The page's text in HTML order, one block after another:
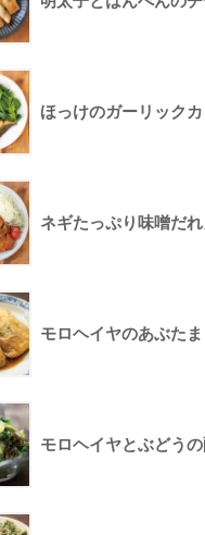
ほっけのガーリック
ネギたっぷり味噌だ
モロヘイヤのあぶたま
モロヘイヤとぶどう